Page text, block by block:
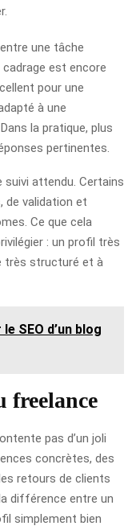
une tâche
est encore
pour une
à une
la pratique, plus
pertinentes.
suivi attendu. Certains
de validation et
Ce que cela
: un profil très
très structuré et à
SEO d’un blog
freelance
pas d’un joli
concrètes, des
retours de clients
différence entre un
simplement bien